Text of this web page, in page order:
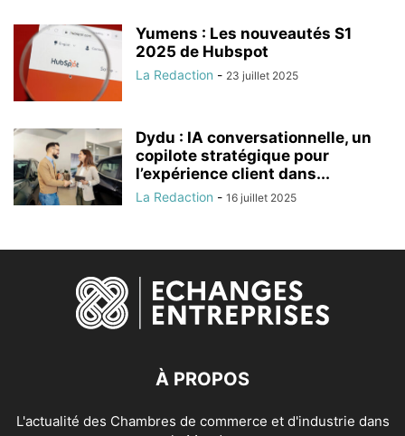
Yumens : Les nouveautés S1
2025 de Hubspot
La Redaction - 23 juillet 2025
Dydu : IA conversationnelle, un
copilote stratégique pour
l’expérience client dans...
La Redaction - 16 juillet 2025
À PROPOS
L'actualité des Chambres de commerce et d'industrie dans